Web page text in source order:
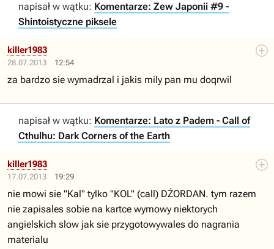
napisał w wątku: Komentarze: Zew Japonii #9 -
Shintoistyczne piksele
28.07.2013 12:54
killer1983
za bardzo sie wymadrzal i jakis mily pan mu doqrwil
napisał w wątku: Komentarze: Lato z Padem - Call of
Cthulhu: Dark Corners of the Earth
17.07.2013 19:29
killer1983
nie mowi sie "Kal" tylko "KOL" (call) DŻORDAN. tym razem
nie zapisales sobie na kartce wymowy niektorych
angielskich slow jak sie przygotowywales do nagrania
materialu